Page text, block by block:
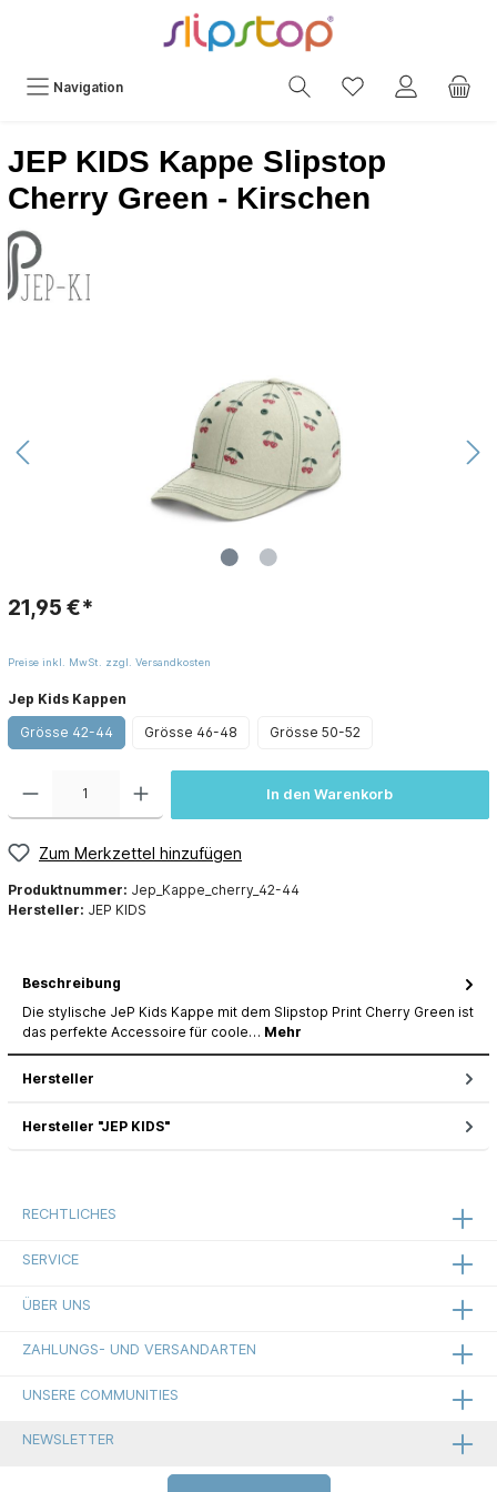
Navigation
JEP KIDS Kappe Slipstop
Cherry Green - Kirschen
21,95 €*
Preise inkl. MwSt. zzgl. Versandkosten
Jep Kids Kappen
Grösse 42-44 Grösse 46-48 Grösse 50-52
In den Warenkorb
Zum Merkzettel hinzufügen
Produktnummer: Jep_Kappe_cherry_42-44
Hersteller: JEP KIDS
Beschreibung
Die stylische JeP Kids Kappe mit dem Slipstop Print Cherry Green ist
das perfekte Accessoire für coole… Mehr
Hersteller
Hersteller "JEP KIDS"
RECHTLICHES
SERVICE
ÜBER UNS
ZAHLUNGS- UND VERSANDARTEN
UNSERE COMMUNITIES
NEWSLETTER